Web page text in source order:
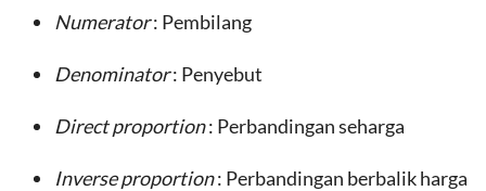
Numerator: Pembilang
Denominator: Penyebut
Direct proportion: Perbandingan seharga
Inverse proportion: Perbandingan berbalik harga